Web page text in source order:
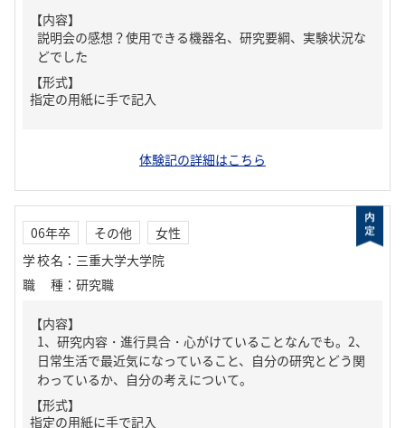
【内容】
説明会の感想？使用できる機器名、研究要綱、実験状況な
どでした
【形式】
指定の用紙に手で記入
体験記の詳細はこちら
06年卒 その他
女性
学校名 ： 三重大学大学院
職種 ： 研究職
【内容】
1、研究内容・進行具合・心がけていることなんでも。2、
日常生活で最近気になっていること、自分の研究とどう関
わっているか、自分の考えについて。
【形式】
指定の用紙に手で記入